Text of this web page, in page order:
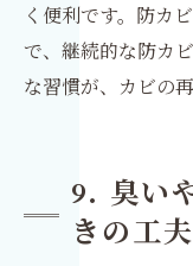
く便利です。防カ
で、継続的な防カ
な習慣が、カビの
9. 臭い
きの工夫